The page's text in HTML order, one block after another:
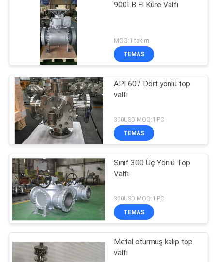
900LB El Küre Valfı
MOQ:1 takım
TEMAS
API 607 Dört yönlü top
valfi
300USD MOQ:1 PC
TEMAS
Sınıf 300 Üç Yönlü Top
Valfı
300USD MOQ:1 PC
TEMAS
Metal oturmuş kalıp top
valfi